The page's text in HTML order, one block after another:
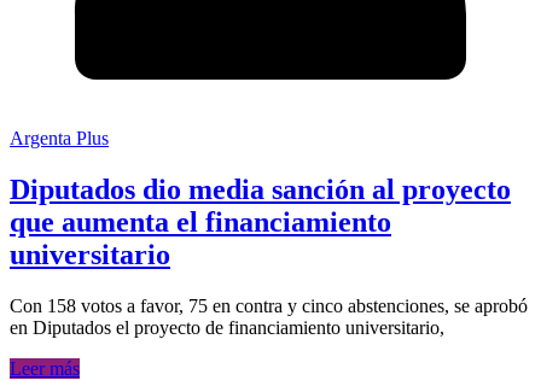
Argenta Plus
Diputados dio media sanción al proyecto
que aumenta el financiamiento
universitario
Con 158 votos a favor, 75 en contra y cinco abstenciones, se aprobó
en Diputados el proyecto de financiamiento universitario,
Leer más